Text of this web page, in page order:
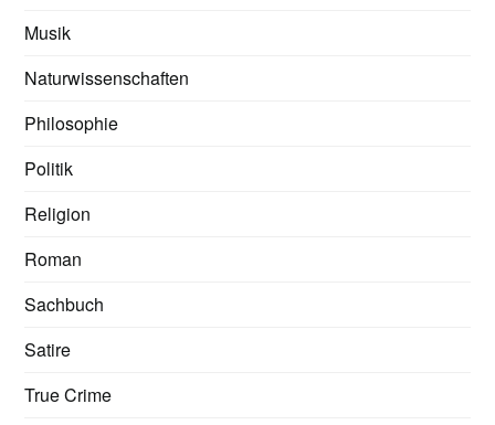
Musik
Naturwissenschaften
Philosophie
Politik
Religion
Roman
Sachbuch
Satire
True Crime